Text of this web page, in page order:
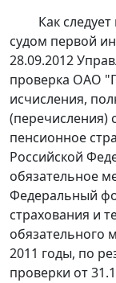
Как
судом первой
28.09.2012
проверка ОАО
исчисления,
(перечисления)
пенсионное
Российской
обязательное
Федеральный
страхования и
обязательного
2011 годы, по
проверки от